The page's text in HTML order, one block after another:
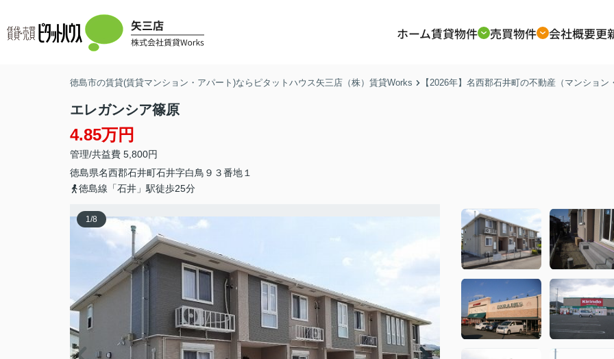
ホーム賃貸物件 売買物件 会社概要更
徳島市の賃貸(賃貸マンション・アパート)ならピタットハウス矢三店（株）賃貸Works 【2026年】名西郡石井町の不動産（マンショ
エレガンシア篠原
4.85万円
管理/共益費 5,800円
徳島県名西郡石井町石井字白鳥９３番地１
徳島線「石井」駅徒歩25分
1/8